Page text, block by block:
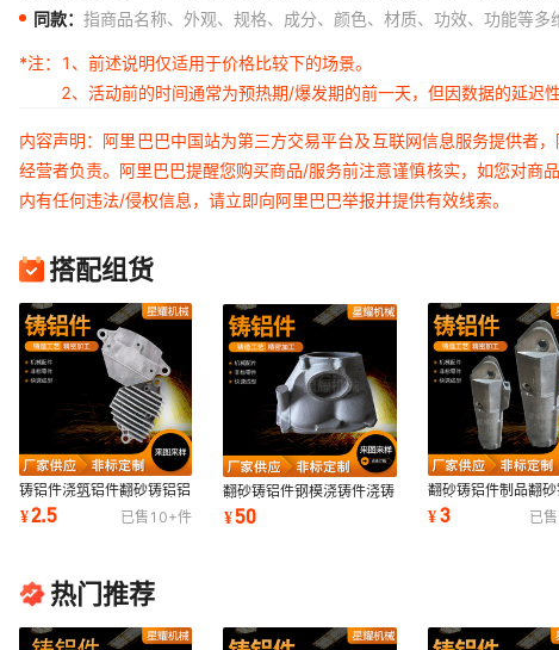
同款： 指商品名称、外观、规格、成分、颜色、材质、功效、功能等
*注：
1、前述说明仅适用于价格比较下的场景。
2、活动前的时间通常为预热期/爆发期的前一天，但因数据的延迟
内容声明：阿里巴巴中国站为第三方交易平台及互联网信息服务提供者
经营者负责。阿里巴巴提醒您购买商品/服务前注意谨慎核实，如您对商
内有任何违法/侵权信息，请立即向阿里巴巴举报并提供有效线索。
搭配组货
铸铝件浇筑铝件翻砂铸铝铝
件铸铝件覆膜砂铸铝件铸铝
件浇筑铝件
¥2.5 已售 10+件
翻砂铸铝件钢模浇铸件浇铸
件铝合金压铸铝件翻砂重力
铸造铝铸件
¥50
翻砂铸铝件制品翻
压铸造浇铸翻砂铸铝
厂家定制供应
¥3 已售
热门推荐